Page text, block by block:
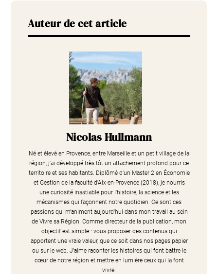
Auteur de cet article
Nicolas Hullmann
Né et élevé en Provence, entre Marseille et un petit village de la
région, j'ai développé très tôt un attachement profond pour ce
territoire et ses habitants. Diplômé d'un Master 2 en Économie
et Gestion de la faculté d'Aix-en-Provence (2018), je nourris
une curiosité insatiable pour l'histoire, la science et les
mécanismes qui façonnent notre quotidien. Ce sont ces
passions qui m'animent aujourd'hui dans mon travail au sein
de Vivre sa Région. Comme directeur de la publication, mon
objectif est simple : vous proposer des contenus qui
apportent une vraie valeur, que ce soit dans nos pages papier
ou sur le web. J'aime raconter les histoires qui font battre le
cœur de notre région et mettre en lumière ceux qui la font
vivre.